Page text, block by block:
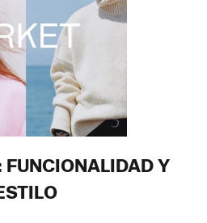
FUNCIONALIDAD Y